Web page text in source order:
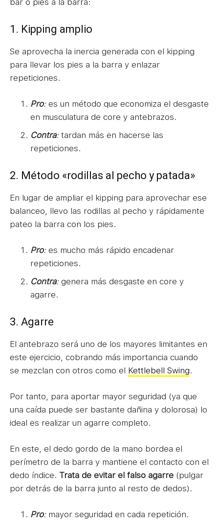
1. Kipping amplio
Se aprovecha la inercia generada con el kipping
para llevar los pies a la barra y enlazar
repeticiones.
Pro:es un método que economiza el desgaste
en musculatura de core y antebrazos.
Contra:tardan más en hacerse las
repeticiones.
2. Método «rodillas al pecho y patada»
En lugar de ampliar el kipping para aprovechar ese
balanceo, llevo las rodillas al pecho y rápidamente
pateo la barra con los pies.
Pro:es mucho más rápido encadenar
repeticiones.
Contra:genera más desgaste en core y
agarre.
3. Agarre
El antebrazo será uno de los mayores limitantes en
este ejercicio, cobrando más importancia cuando
se mezclan con otros como el Kettlebell Swing.
Por tanto, para aportar mayor seguridad (ya que
una caída puede ser bastante dañina y dolorosa) lo
ideal es realizar un agarre completo.
En este, el dedo gordo de la mano bordea el
perímetro de la barra y mantiene el contacto con el
dedo índice. Trata de evitar el falso agarre (pulgar
por detrás de la barra junto al resto de dedos).
Pro:mayor seguridad en cada repetición.